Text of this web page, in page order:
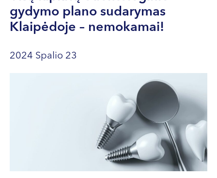
VI 09:00 - 15:00
VII --
Kaunas
Miško g. 25A
gydymo plano sudarymas
Klaipėdoje – nemokamai!
2024 Spalio 23